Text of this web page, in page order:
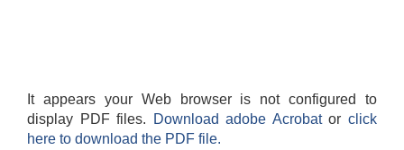
It appears your Web browser is not configured to
display PDF files.
Download adobe Acrobatorclick
here to download the PDF file.